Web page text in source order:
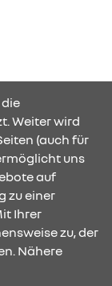
Weiter wird
(auch für
uns
auf
zu einer
Ihrer
zu, der
Nähere